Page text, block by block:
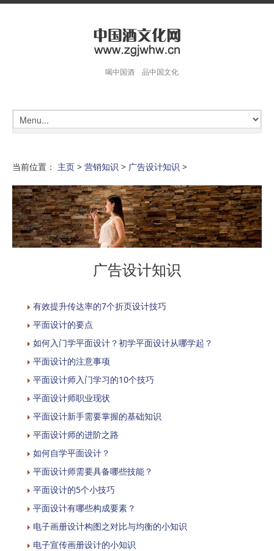
喝中国酒 品中国文化
当前位置： 主页 > 营销知识 > 广告设计知识 >
广告设计知识
有效提升传达率的7个折页设计技巧
平面设计的要点
如何入门学平面设计？初学平面设计从哪学起？
平面设计的注意事项
平面设计师入门学习的10个技巧
平面设计师职业现状
平面设计新手需要掌握的基础知识
平面设计师的进阶之路
如何自学平面设计？
平面设计师需要具备哪些技能？
平面设计的5个小技巧
平面设计有哪些构成要素？
电子画册设计构图之对比与均衡的小知识
电子宣传画册设计的小知识